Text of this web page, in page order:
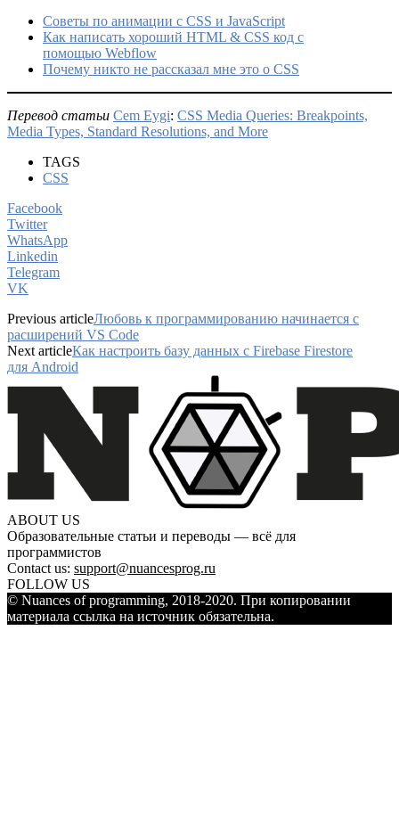
Советы по анимации с CSS и JavaScript
Как написать хороший HTML & CSS код с
помощью Webflow
Почему никто не рассказал мне это о CSS
Перевод статьи Cem Eygi: CSS Media Queries: Breakpoints,
Media Types, Standard Resolutions, and More
TAGS
CSS
Facebook
Twitter
WhatsApp
Linkedin
Telegram
VK
Previous articleЛюбовь к программированию начинается с
расширений VS Code
Next articleКак настроить базу данных с Firebase Firestore
для Android
ABOUT US
Образовательные статьи и переводы — всё для
программистов
Contact us: support@nuancesprog.ru
FOLLOW US
© Nuances of programming, 2018-2020. При копировании
материала ссылка на источник обязательна.